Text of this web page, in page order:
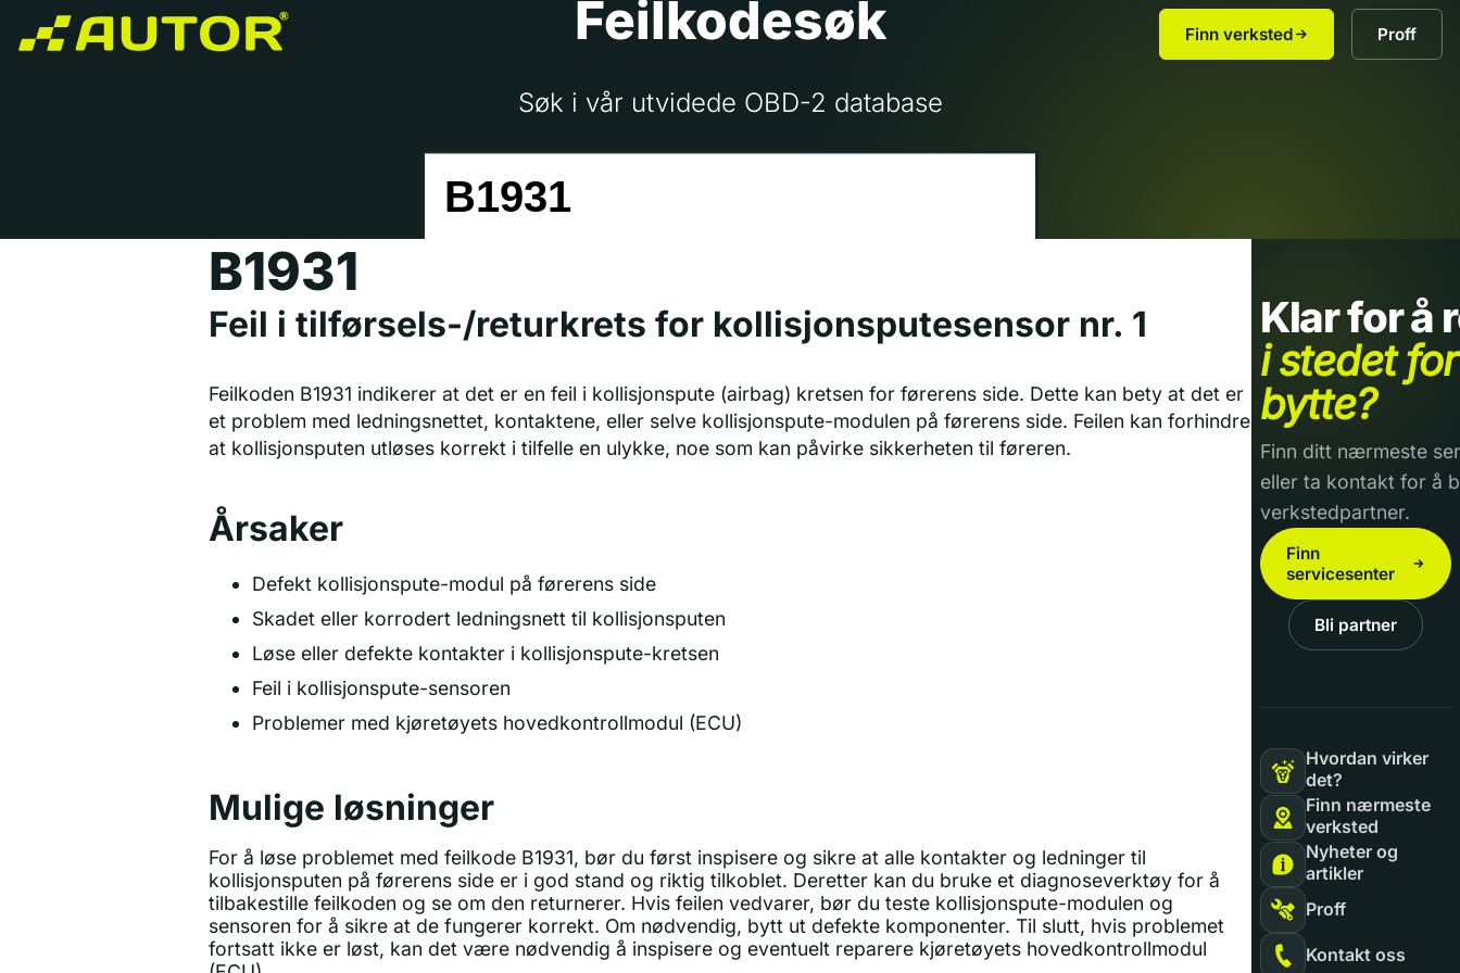
Finn verksted Proff
Feilkodesøk
Søk i vår utvidede OBD-2 database
B1931
Feil i tilførsels-/returkrets for kollisjonsputesensor nr. 1
Feilkoden B1931 indikerer at det er en feil i kollisjonspute (airbag) kretsen for førerens side. Dette kan bety at det er
et problem med ledningsnettet, kontaktene, eller selve kollisjonspute-modulen på førerens side. Feilen kan forhindre
at kollisjonsputen utløses korrekt i tilfelle en ulykke, noe som kan påvirke sikkerheten til føreren.
Årsaker
Defekt kollisjonspute-modul på førerens side
Skadet eller korrodert ledningsnett til kollisjonsputen
Løse eller defekte kontakter i kollisjonspute-kretsen
Feil i kollisjonspute-sensoren
Problemer med kjøretøyets hovedkontrollmodul (ECU)
Mulige løsninger
For å løse problemet med feilkode B1931, bør du først inspisere og sikre at alle kontakter og ledninger til
kollisjonsputen på førerens side er i god stand og riktig tilkoblet. Deretter kan du bruke et diagnoseverktøy for å
tilbakestille feilkoden og se om den returnerer. Hvis feilen vedvarer, bør du teste kollisjonspute-modulen og
sensoren for å sikre at de fungerer korrekt. Om nødvendig, bytt ut defekte komponenter. Til slutt, hvis problemet
fortsatt ikke er løst, kan det være nødvendig å inspisere og eventuelt reparere kjøretøyets hovedkontrollmodul
Klar for å
i stedet
bytte?
Finn ditt nærmeste
eller ta kontakt for å
verkstedpartner.
Finn
servicesenter
Bli partner
Hvordan virker
det?
Finn nærmeste
verksted
Nyheter og
artikler
Proff
Kontakt oss